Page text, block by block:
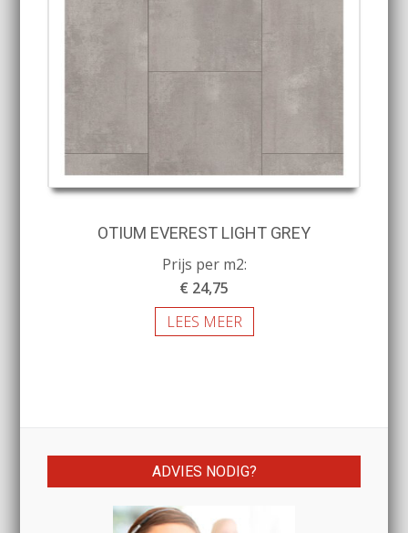
OTIUM EVEREST LIGHT GREY
Prijs per m2:
€ 24,75
LEES MEER
ADVIES NODIG?